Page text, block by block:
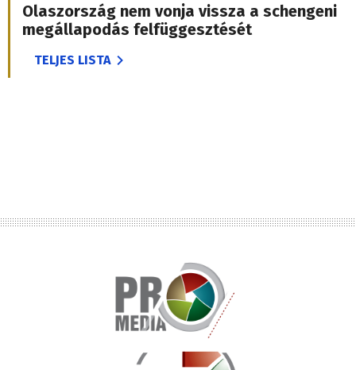
Olaszország nem vonja vissza a schengeni
megállapodás felfüggesztését
TELJES LISTA